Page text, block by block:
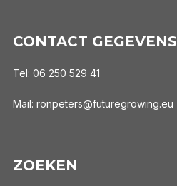
CONTACT GEGEVENS
Tel: 06 250 529 41
Mail: ronpeters@futuregrowing.eu
ZOEKEN